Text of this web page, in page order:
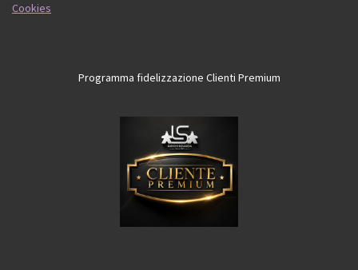
Cookies
Programma fidelizzazione Clienti Premium